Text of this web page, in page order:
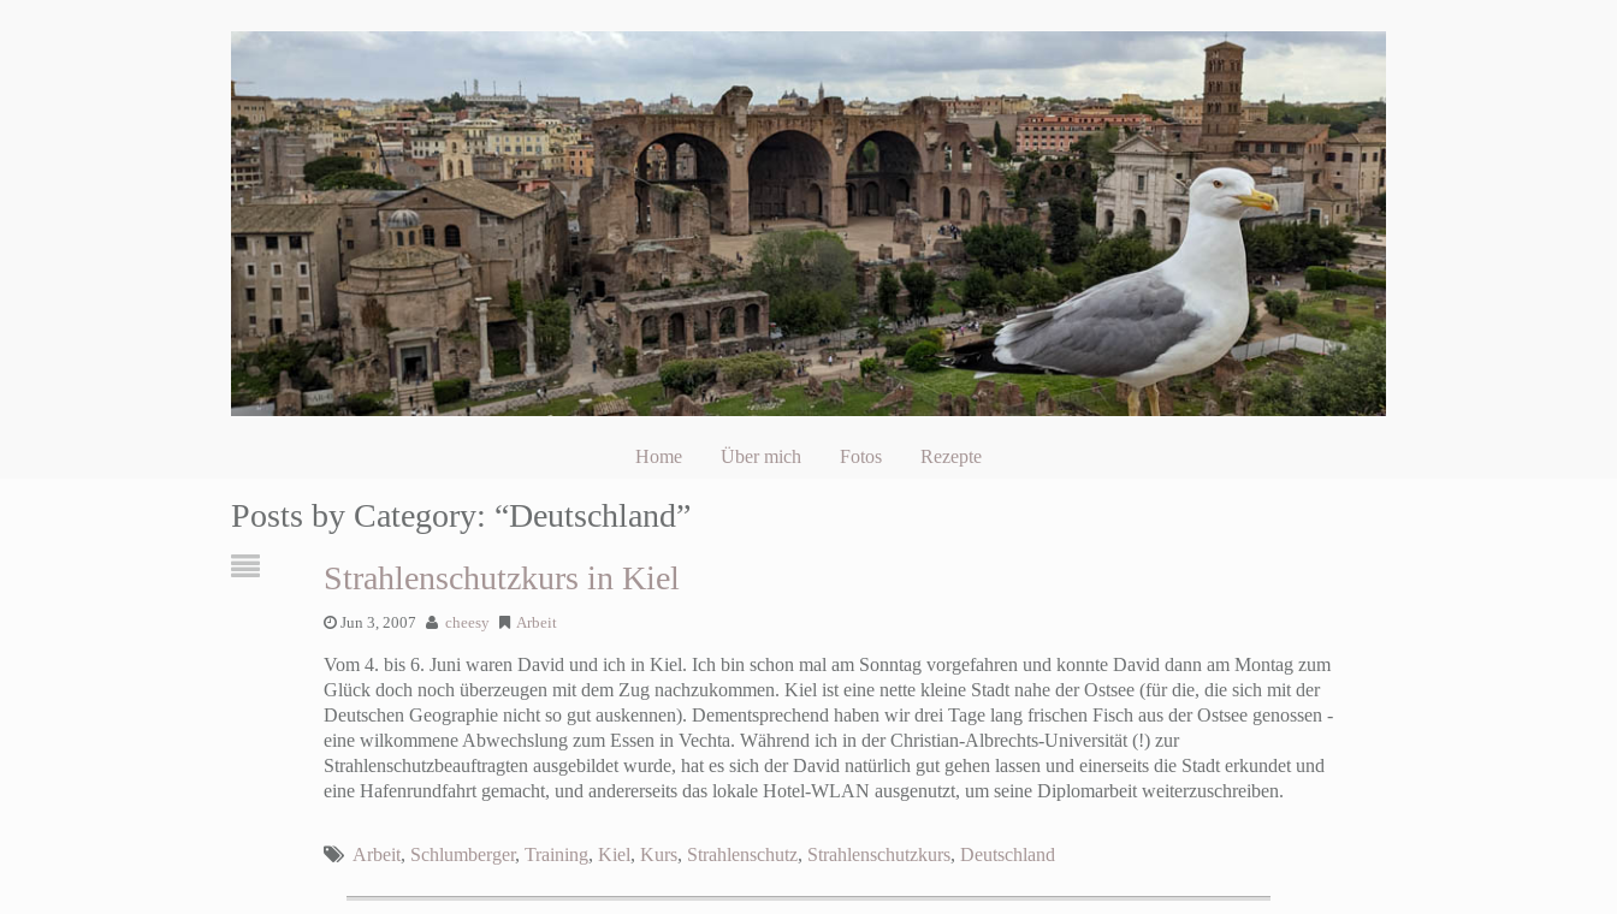
Home Über mich Fotos Rezepte
Posts by Category: “Deutschland”
Strahlenschutzkurs in Kiel
Jun 3, 2007 cheesy Arbeit
Vom 4. bis 6. Juni waren David und ich in Kiel. Ich bin schon mal am Sonntag vorgefahren und konnte David dann am Montag zum
Glück doch noch überzeugen mit dem Zug nachzukommen. Kiel ist eine nette kleine Stadt nahe der Ostsee (für die, die sich mit der
Deutschen Geographie nicht so gut auskennen). Dementsprechend haben wir drei Tage lang frischen Fisch aus der Ostsee genossen -
eine wilkommene Abwechslung zum Essen in Vechta. Während ich in der Christian-Albrechts-Universität (!) zur
Strahlenschutzbeauftragten ausgebildet wurde, hat es sich der David natürlich gut gehen lassen und einerseits die Stadt erkundet und
eine Hafenrundfahrt gemacht, und andererseits das lokale Hotel-WLAN ausgenutzt, um seine Diplomarbeit weiterzuschreiben.
Arbeit, Schlumberger, Training, Kiel, Kurs, Strahlenschutz, Strahlenschutzkurs, Deutschland